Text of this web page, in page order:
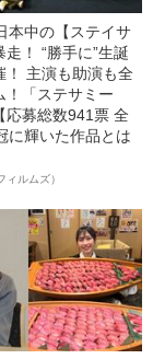
本中の【ステイサ
走！ “勝手に”生誕
！ 主演も助演も全
！「ステサミー
応募総数941票 全
に輝いた作品とは
ィルムズ）